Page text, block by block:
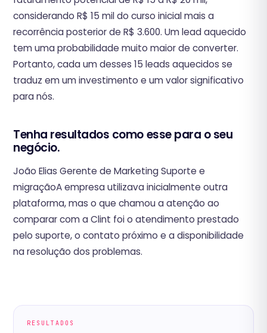
considerando R$ 15 mil do curso inicial mais a
recorrência posterior de R$ 3.600. Um lead aquecido
tem uma probabilidade muito maior de converter.
Portanto, cada um desses 15 leads aquecidos se
traduz em um investimento e um valor significativo
para nós.
Tenha resultados como esse para o seu
negócio.
João Elias Gerente de Marketing Suporte e
migraçãoA empresa utilizava inicialmente outra
plataforma, mas o que chamou a atenção ao
comparar com a Clint foi o atendimento prestado
pelo suporte, o contato próximo e a disponibilidade
na resolução dos problemas.
RESULTADOS